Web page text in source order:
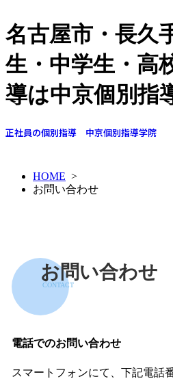
名古屋市・長久
生・中学生・高
導は中京個別指
正社員の個別指導 中京個別指導学院
HOME >
お問い合わせ
お問い合わせ
CONTACT
電話でのお問い合わせ
スマートフォンにて、下記電話